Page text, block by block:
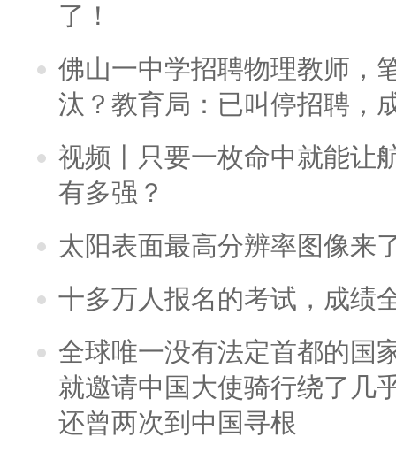
了！
佛山一中学招聘物理教师，
汰？教育局：已叫停招聘，
视频丨只要一枚命中就能让
有多强？
太阳表面最高分辨率图像来
十多万人报名的考试，成绩
全球唯一没有法定首都的国
就邀请中国大使骑行绕了几
还曾两次到中国寻根